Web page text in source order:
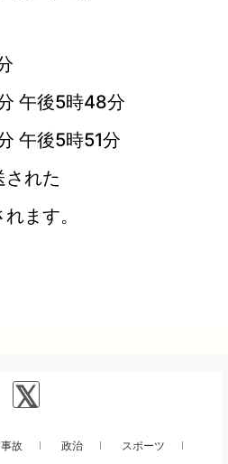
午後5時48分
午後5時51分
れた
ます。
故 政治
スポーツ